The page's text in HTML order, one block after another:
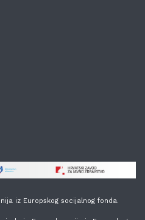
iz Europskog socijalnog fonda.